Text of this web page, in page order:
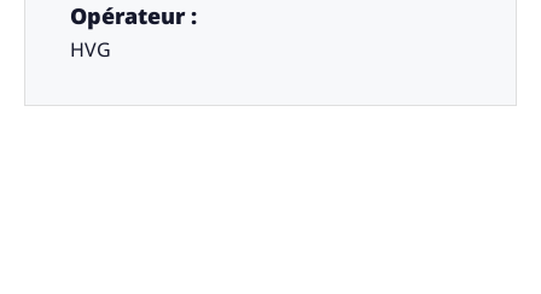
Opérateur :
HVG